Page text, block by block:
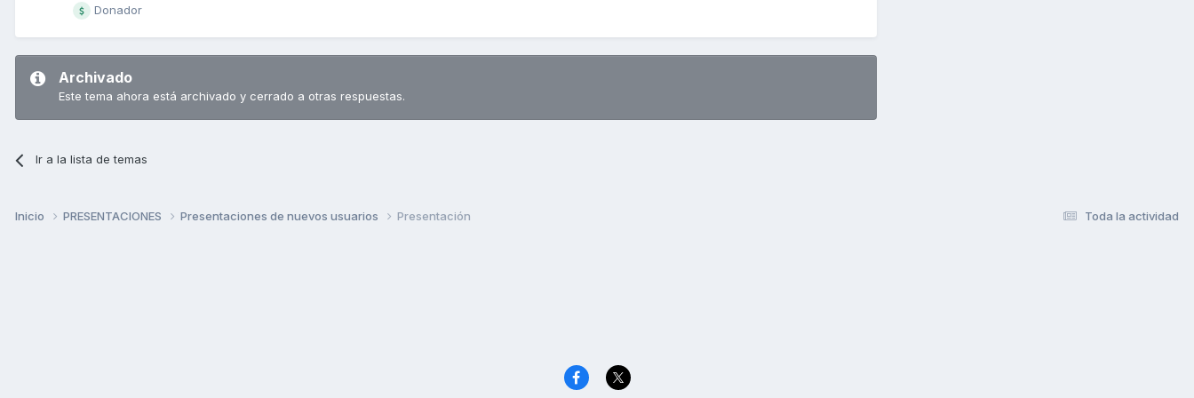
Donador
Archivado
Este tema ahora está archivado y cerrado a otras respuestas.
Ir a la lista de temas
Toda la actividad
Inicio PRESENTACIONES Presentaciones de nuevos usuarios Presentación